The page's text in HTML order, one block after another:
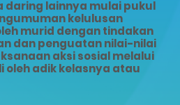
daring lainnya mulai pukul
kelulusan
murid dengan tindakan
dan penguatan nilai-nilai
aksi sosial melalui
adik kelasnya atau